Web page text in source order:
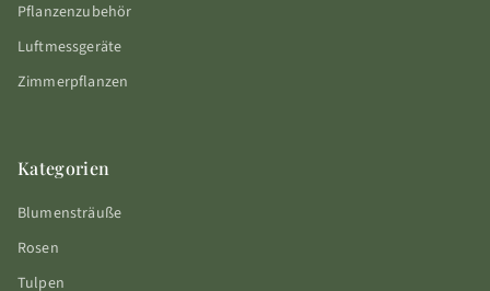
Pflanzenzubehör
Luftmessgeräte
Zimmerpflanzen
Kategorien
Blumensträuße
Rosen
Tulpen